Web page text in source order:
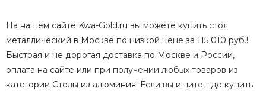
На нашем сайте Kwa-Gold.ru вы можете купить стол
металлический в Москве по низкой цене за 115 010 руб.!
Быстрая и не дорогая доставка по Москве и России,
оплата на сайте или при получении любых товаров из
категории Столы из алюминия! Если вы ищите, где купить